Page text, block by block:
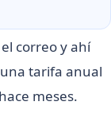
correo y ahí
tarifa anual
meses.